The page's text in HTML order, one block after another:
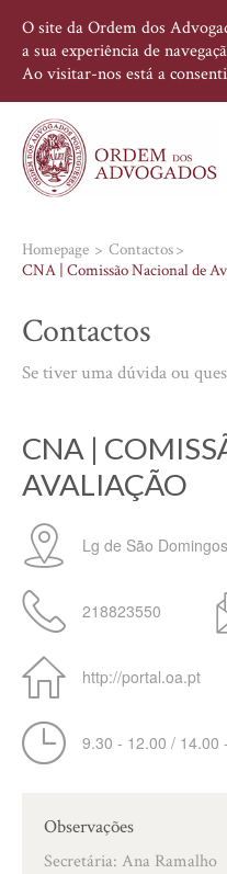
O site da Ordem dos
a sua experiência de
Ao visitar-nos está a
Homepage
Contactos
CNA | Comissão Nacional de
Contactos
Se tiver uma dúvida ou
CNA |
AVALIAÇÃO
Lg de São
218823550
http://portal.oa.pt
9.30 - 12.00 / 14.00
Observações
Secretária: Ana Ramalho